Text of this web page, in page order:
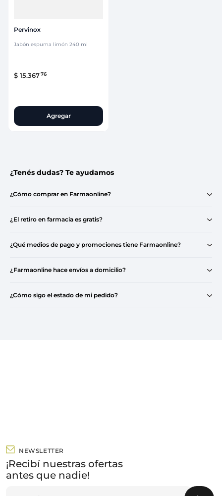
Pervinox
Jabón espuma limón 240 ml
$ 15.36776
Agregar
¿Tenés dudas? Te ayudamos
¿Cómo comprar en Farmaonline?
¿El retiro en farmacia es gratis?
¿Qué medios de pago y promociones tiene Farmaonline?
¿Farmaonline hace envíos a domicilio?
¿Cómo sigo el estado de mi pedido?
NEWSLETTER
¡Recibí nuestras ofertas
antes que nadie!